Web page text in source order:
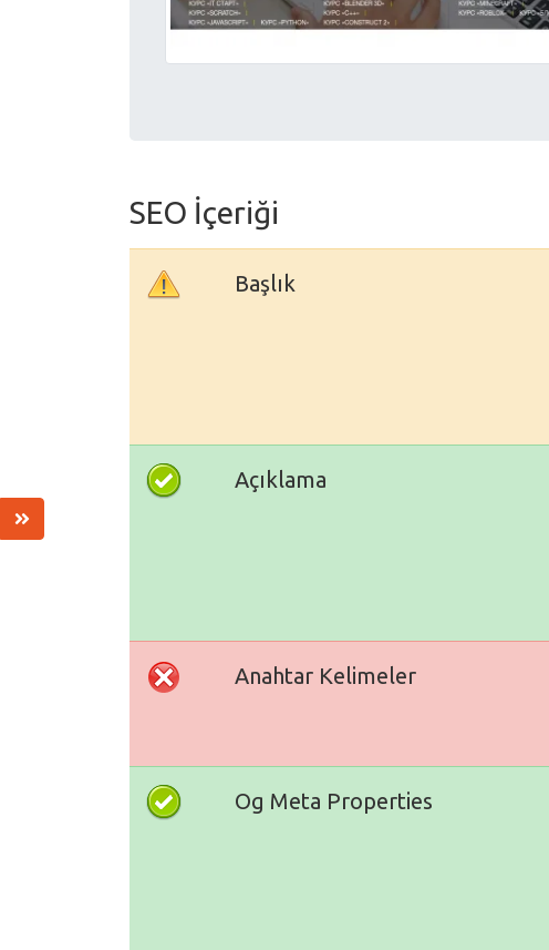
SEO İçeriği
Başlık
Açıklama
Anahtar Kelimeler
Og Meta Properties